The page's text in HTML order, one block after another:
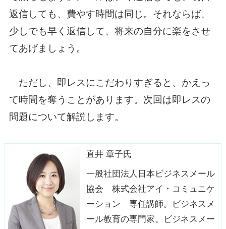
返信しても、費やす時間は同じ。それならば、
少しでも早く返信して、将来の自分に楽をさせ
てあげましょう。
ただし、即レスにこだわりすぎると、かえっ
て時間を奪うことがあります。次回は即レスの
問題について解説します。
直井 章子氏
一般社団法人日本ビジネスメール
協会 株式会社アイ・コミュニケ
ーション 専任講師。ビジネスメ
ール教育の専門家。ビジネスメー